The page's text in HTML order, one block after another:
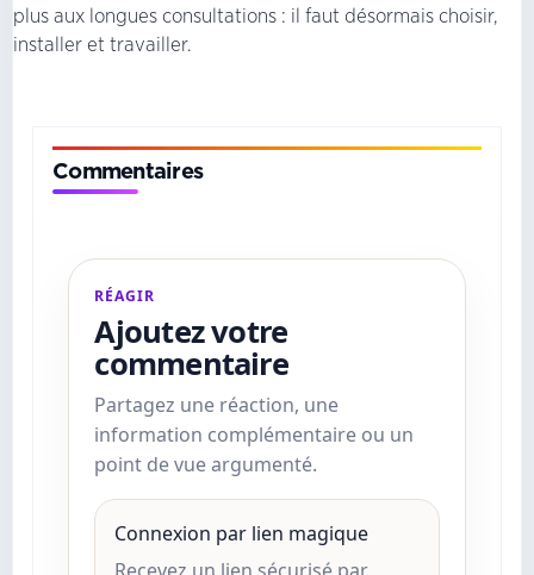
plus aux longues consultations : il faut désormais choisir,
installer et travailler.
Commentaires
RÉAGIR
Ajoutez votre
commentaire
Partagez une réaction, une
information complémentaire ou un
point de vue argumenté.
Connexion par lien magique